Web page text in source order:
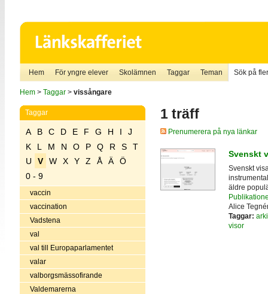
Hem För yngre elever Skolämnen Taggar Teman Sök på
Hem> Taggar> vissångare
Taggar
A B C D E F G H I
J
K
L M N O P Q R S
T
U
V W X Y Z Å Ä
Ö
0 - 9
vaccin
vaccination
Vadstena
val
val till Europaparlamentet
valar
valborgsmässofirande
Valdemarerna
1 träff
Prenumerera på nya länkar
Svenskt
Svenskt
äldre
Alice
Taggar:
visor